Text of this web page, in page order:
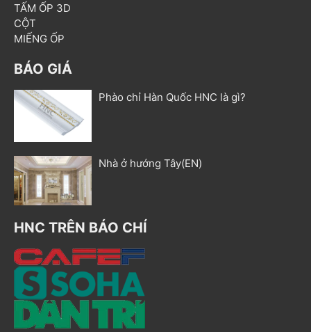
TẤM ỐP 3D
CỘT
MIẾNG ỐP
BÁO GIÁ
Phào chỉ Hàn Quốc HNC là gì?
Nhà ở hướng Tây(EN)
HNC TRÊN BÁO CHÍ